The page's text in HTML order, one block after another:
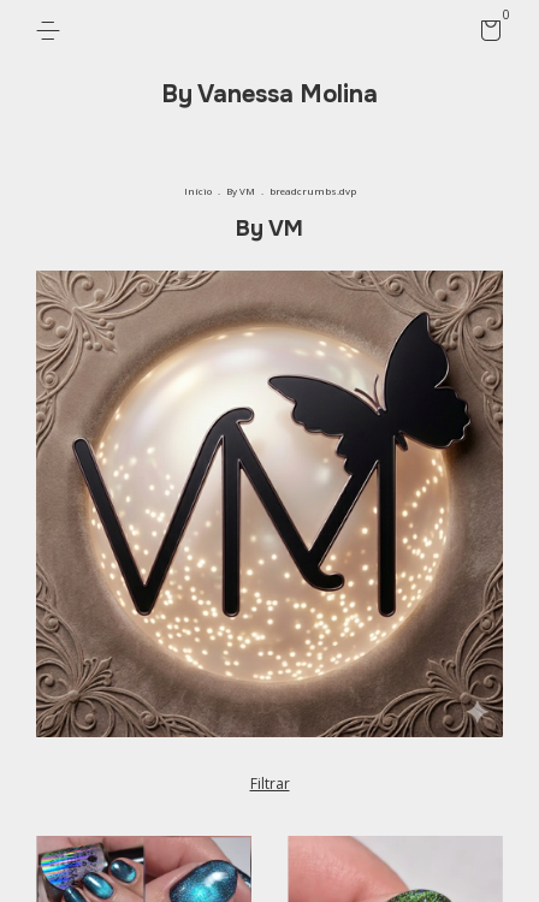
By Vanessa Molina
0
Início By VM breadcrumbs.dvp
By VM
Filtrar